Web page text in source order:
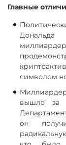
Главные
символом
вышло за
он